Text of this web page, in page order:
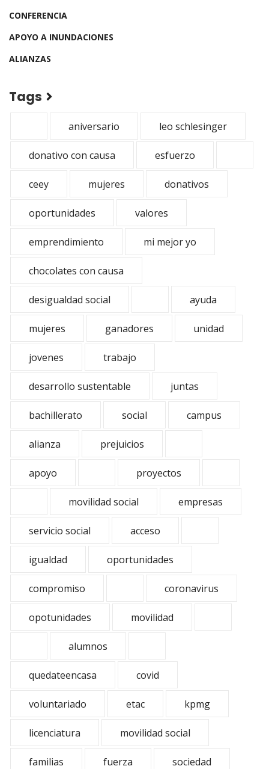
CONFERENCIA
APOYO A INUNDACIONES
ALIANZAS
Tags
aniversario leo schlesinger
donativo con causa esfuerzo
ceey mujeres donativos
oportunidades valores
emprendimiento mi mejor yo
chocolates con causa
desigualdad social ayuda
mujeres ganadores unidad
jovenes trabajo
desarrollo sustentable juntas
bachillerato social campus
alianza prejuicios
apoyo proyectos
movilidad social empresas
servicio social acceso
igualdad oportunidades
compromiso coronavirus
opotunidades movilidad
alumnos
quedateencasa covid
voluntariado etac kpmg
licenciatura movilidad social
familias fuerza sociedad